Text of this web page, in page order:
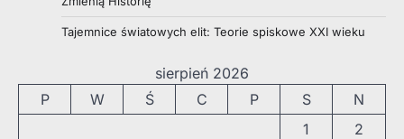
Tajemnice światowych elit: Teorie spiskowe XXI wieku
sierpień 2026
P
W Ś C P S
N
1
2